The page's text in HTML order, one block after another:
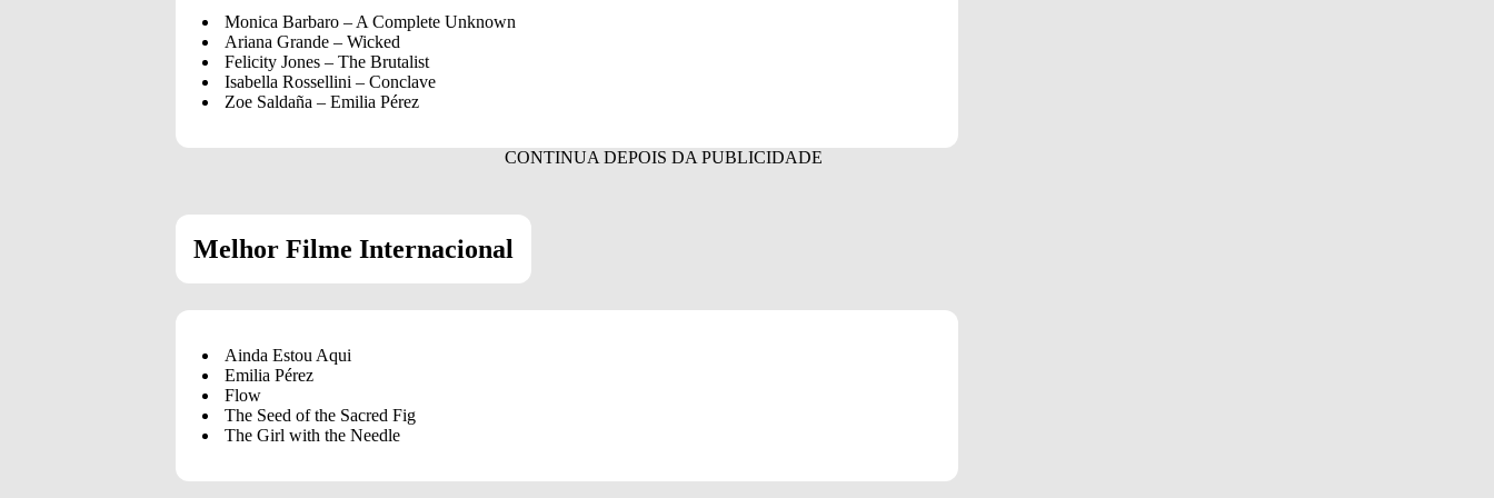
Monica Barbaro – A Complete Unknown
Ariana Grande – Wicked
Felicity Jones – The Brutalist
Isabella Rossellini – Conclave
Zoe Saldaña – Emilia Pérez
Melhor Filme Internacional
Ainda Estou Aqui
Emilia Pérez
Flow
The Seed of the Sacred Fig
The Girl with the Needle